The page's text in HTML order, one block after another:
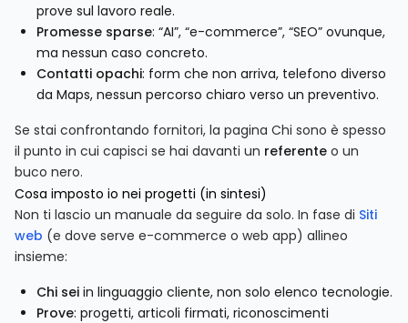
prove sul lavoro reale.
Promesse sparse: “AI”, “e-commerce”, “SEO” ovunque,
ma nessun caso concreto.
Contatti opachi: form che non arriva, telefono diverso
da Maps, nessun percorso chiaro verso un preventivo.
Se stai confrontando fornitori, la pagina Chi sono è spesso
il punto in cui capisci se hai davanti un referente o un
buco nero.
Cosa imposto io nei progetti (in sintesi)
Non ti lascio un manuale da seguire da solo. In fase di Siti
web (e dove serve e-commerce o web app) allineo
insieme:
Chi sei in linguaggio cliente, non solo elenco tecnologie.
Prove: progetti, articoli firmati, riconoscimenti